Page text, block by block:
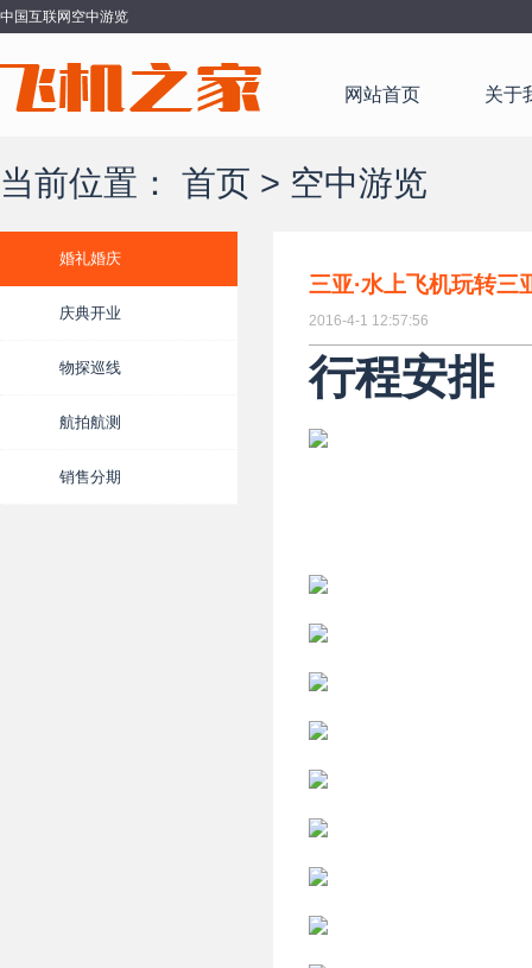
中国互联网空中游览
网站首页 关于
当前位置： 首页 > 空中游览
婚礼婚庆
庆典开业
物探巡线
航拍航测
销售分期
三亚·水上飞机玩转三
2016-4-1 12:57:56
行程安排